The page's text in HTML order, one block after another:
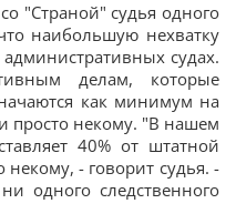
"Страной" судья одного
наибольшую нехватку
судах.
делам, которые
как минимум на
просто некому. "В нашем
40% от штатной
некому, - говорит судья. -
одного следственного